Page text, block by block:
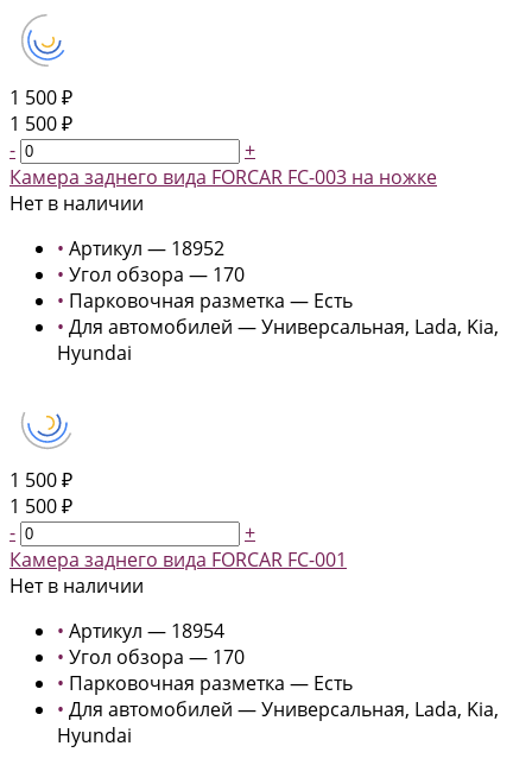
1 500 ₽
1 500 ₽
-
+
Камера заднего вида FORCAR FC-003 на ножке
Нет в наличии
• Артикул — 18952
• Угол обзора — 170
• Парковочная разметка — Есть
• Для автомобилей — Универсальная, Lada, Kia,
Hyundai
1 500 ₽
1 500 ₽
-
+
Камера заднего вида FORCAR FC-001
Нет в наличии
• Артикул — 18954
• Угол обзора — 170
• Парковочная разметка — Есть
• Для автомобилей — Универсальная, Lada, Kia,
Hyundai